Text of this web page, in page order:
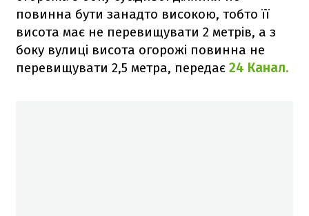
повинна бути занадто високою, тобто її
висота має не перевищувати 2 метрів, а з
боку вулиці висота огорожі повинна не
перевищувати 2,5 метра, передає 24 Канал.